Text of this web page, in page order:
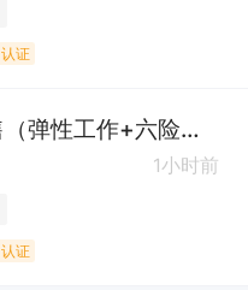
认证
【南河坝】旅游+产品销售（弹性工作+六险一金）
1小时前
认证